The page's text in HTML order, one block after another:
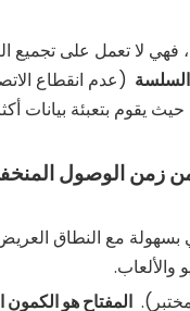
، فهي لا تعمل على تجميع
(عدم انقطاع
زمن الوصول
والألعاب.